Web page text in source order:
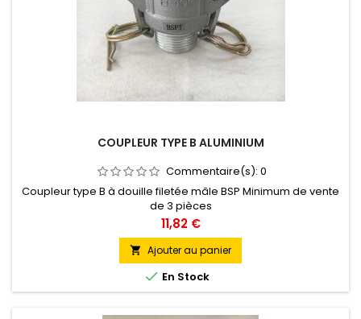
COUPLEUR TYPE B ALUMINIUM
Commentaire(s): 0
Coupleur type B à douille filetée mâle BSP Minimum de vente
de 3 pièces
Prix
11,82 €
 Ajouter au panier
 En Stock